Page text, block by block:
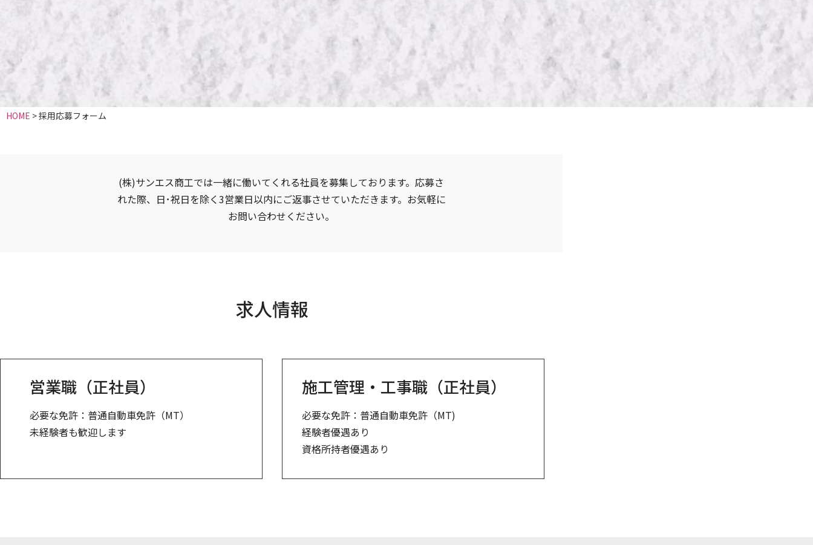
HOME >採用応募フォーム
(株)サンエス商工では一緒に働いてくれる社員を募集しております。応募さ
れた際、日･祝日を除く3営業日以内にご返事させていただきます。お気軽に
お問い合わせください。
求人情報
営業職（正社員）
必要な免許：普通自動車免許（MT）
未経験者も歓迎します
施工管理・工事職（正社員）
必要な免許：普通自動車免許（MT)
経験者優遇あり
資格所持者優遇あり